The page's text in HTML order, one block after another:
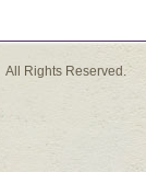
All Rights Reserved.